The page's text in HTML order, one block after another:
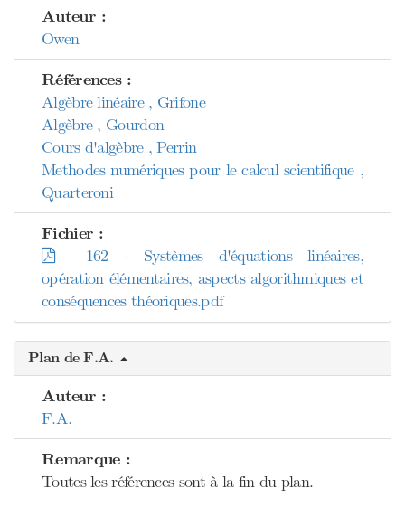
Auteur :
Owen
Références :
Algèbre linéaire , Grifone
Algèbre , Gourdon
Cours d'algèbre , Perrin
Methodes numériques pour le calcul scientifique ,
Quarteroni
Fichier :
162 - Systèmes d'équations linéaires,
opération élémentaires, aspects algorithmiques et
conséquences théoriques.pdf
Plan de F.A.
Auteur :
F.A.
Remarque :
Toutes les références sont à la fin du plan.